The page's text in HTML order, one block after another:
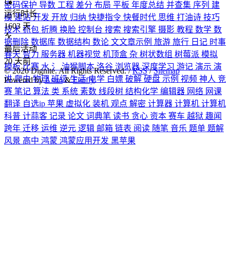
密码保护 导数 工程 差分 布局 平板 年度总结 并查集 序列 建
模建站开发 开放 归纳 快捷指令 快餐时代 思维 打油诗 技巧
技术 抓包 折腾 换脸 控制台 搜索 搜索引擎 摄影 教程 数学 数
据删除 数据库 数据结构 数论 文文章示例 旅游 旅行 日记 时事
春天智力 服务器 机器视觉 机顶盒 杂 树状数组 树莓派 模拟
模板比赛 水氵油猴脚本洛谷 浏览器深度学习 游记 演示 演
讲爬虫物理班级生活电学 白嫖 破解 硬盘 示例 视频 神人 竞
赛 笔记 算法 类 系统 素数 线段树 结构化学 编辑器 网络 网课
翻译 自选ip 苹果 虚拟化 装机 观点 解密 计算器 计算机 计算机
科普 计蒜客 记录 论文 词典笔 读书 贪心 资本 赛车 越狱 趣闻
跨年 迁移 运维 逆元 逻辑 邮箱 链表 阅读 随笔 音乐 题单 题解
风景 高中 鸿蒙 鸿蒙应用开发 黑苹果
运行时长
1603 天
最后活动
20 天前
©2026Dignite. All Rights Reserved. /RSS/Sitemap
Powered byAstro&Firefly